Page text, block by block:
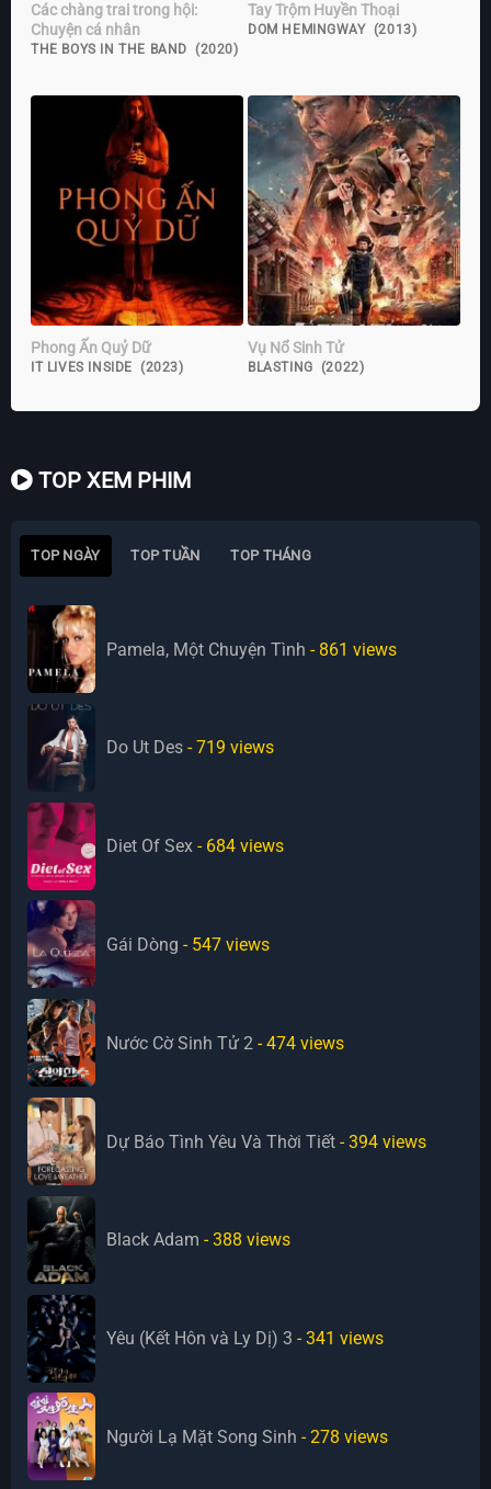
Các chàng trai trong hội:
Chuyện cá nhân
THE BOYS IN THE BAND (2020)
Tay Trộm Huyền Thoại
DOM HEMINGWAY (2013)
Phong Ấn Quỷ Dữ
IT LIVES INSIDE (2023)
Vụ Nổ Sinh Tử
BLASTING (2022)
TOP XEM PHIM
TOP NGÀY TOP TUẦN TOP THÁNG
Pamela, Một Chuyện Tình - 861 views
Do Ut Des - 719 views
Diet Of Sex - 684 views
Gái Dòng - 547 views
Nước Cờ Sinh Tử 2 - 474 views
Dự Báo Tình Yêu Và Thời Tiết - 394 views
Black Adam - 388 views
Yêu (Kết Hôn và Ly Dị) 3 - 341 views
Người Lạ Mặt Song Sinh - 278 views